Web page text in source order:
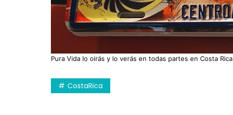
Pura Vida lo oirás y lo verás en todas partes en Costa Rica
CostaRica